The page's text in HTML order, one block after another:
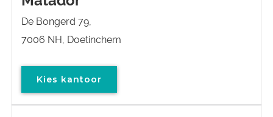
De Bongerd 79,
7006 NH, Doetinchem
Kies kantoor